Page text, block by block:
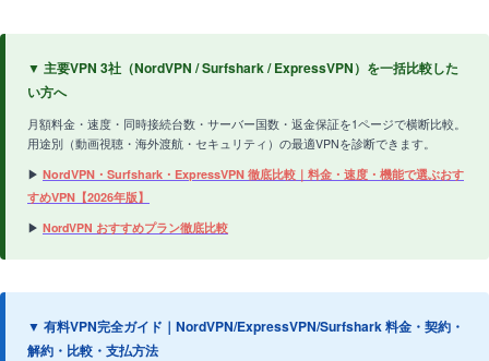
▼ 主要VPN 3社（NordVPN / Surfshark / ExpressVPN）を一括比較した
い方へ
月額料金・速度・同時接続台数・サーバー国数・返金保証を1ページで横断比較。
用途別（動画視聴・海外渡航・セキュリティ）の最適VPNを診断できます。
▶ NordVPN・Surfshark・ExpressVPN 徹底比較｜料金・速度・機能で選ぶおす
すめVPN【2026年版】
▶ NordVPN おすすめプラン徹底比較
▼ 有料VPN完全ガイド｜NordVPN/ExpressVPN/Surfshark 料金・契約・
解約・比較・支払方法